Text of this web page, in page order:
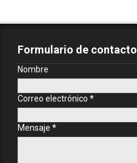
Formulario de contacto
Nombre
Correo electrónico *
Mensaje *